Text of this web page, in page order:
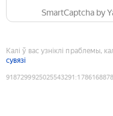
SmartCaptcha by
Калі ў вас узніклі праблемы,
сувязі
9187299925025543291 :1786168878